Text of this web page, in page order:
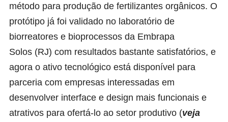
método para produção de fertilizantes orgânicos. O
protótipo já foi validado no laboratório de
biorreatores e bioprocessos da Embrapa
Solos (RJ) com resultados bastante satisfatórios, e
agora o ativo tecnológico está disponível para
parceria com empresas interessadas em
desenvolver interface e design mais funcionais e
atrativos para ofertá-lo ao setor produtivo (veja